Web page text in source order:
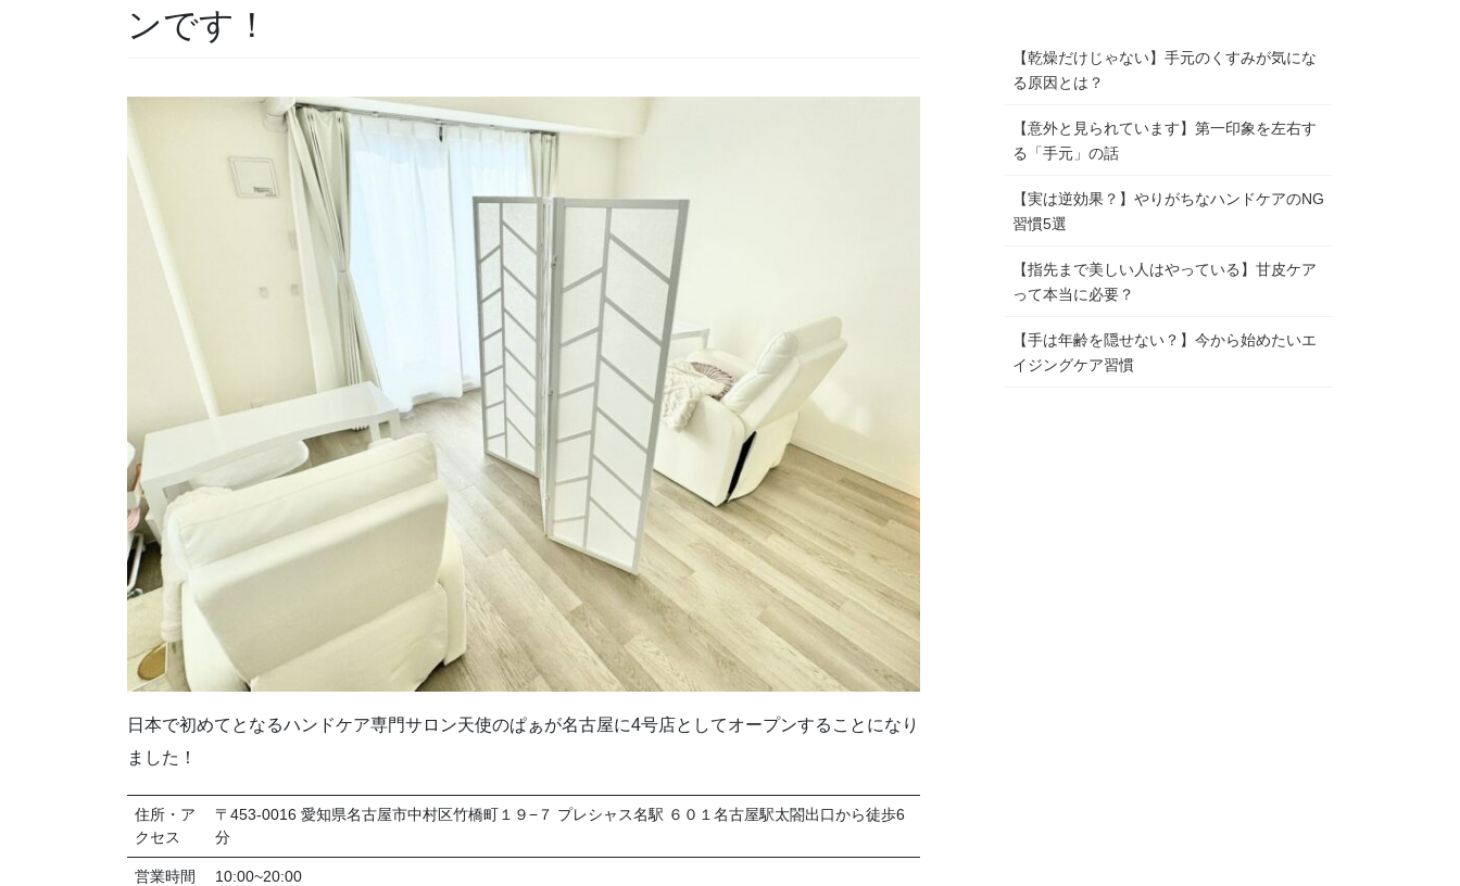
ンです！
日本で初めてとなるハンドケア専門サロン天使のぱぁが名古屋に4号店としてオープンすることになり
ました！
住所・ア
クセス
〒453-0016 愛知県名古屋市中村区竹橋町１９−７ プレシャス名駅 ６０１名古屋駅太閤出口から徒歩6
分
営業時間 10:00~20:00
【乾燥だけじゃない】手元のくすみが気にな
る原因とは？
【意外と見られています】第一印象を左右す
る「手元」の話
【実は逆効果？】やりがちなハンドケアのNG
習慣5選
【指先まで美しい人はやっている】甘皮ケア
って本当に必要？
【手は年齢を隠せない？】今から始めたいエ
イジングケア習慣